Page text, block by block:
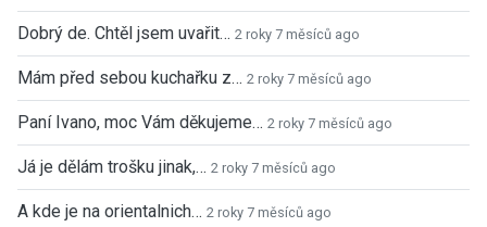
Dobrý de. Chtěl jsem uvařit… 2 roky 7 měsíců ago
Mám před sebou kuchařku z… 2 roky 7 měsíců ago
Paní Ivano, moc Vám děkujeme… 2 roky 7 měsíců ago
Já je dělám trošku jinak,… 2 roky 7 měsíců ago
A kde je na orientalnich… 2 roky 7 měsíců ago